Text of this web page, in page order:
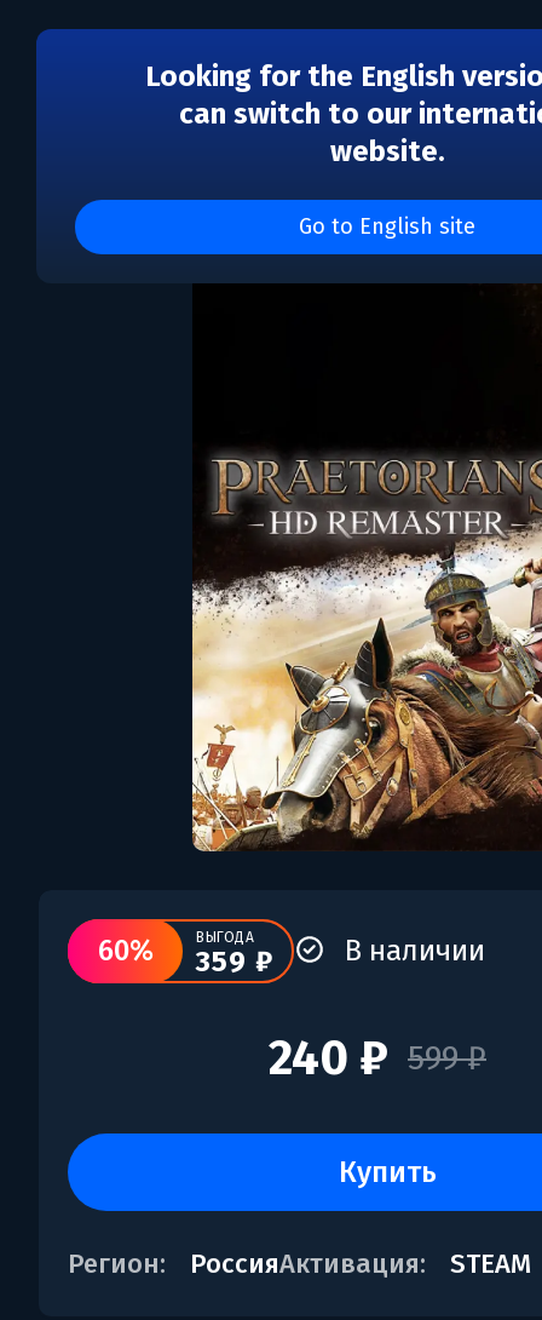
Looking for the English
can switch to our
website.
Go to English site
Praetorians HD
599 ₽
240 ₽
60% ВЫГОДА
359 ₽
купить
Регион: РоссияАктивация: STEAM
В наличии